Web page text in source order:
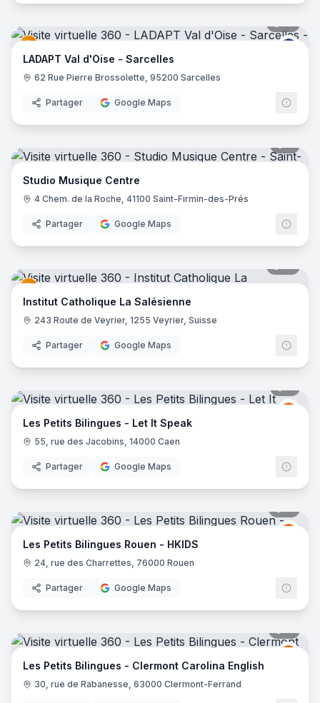
LADAPT Val d'Oise - Sarcelles
62 Rue Pierre Brossolette, 95200 Sarcelles
Partager Google Maps
Studio Musique Centre
4 Chem. de la Roche, 41100 Saint-Firmin-des-Prés
Partager Google Maps
Institut Catholique La Salésienne
243 Route de Veyrier, 1255 Veyrier, Suisse
Partager Google Maps
LES
Les Petits Bilingues - Let It Speak
55, rue des Jacobins, 14000 Caen
Partager Google Maps
LES
Les Petits Bilingues Rouen - HKIDS
24, rue des Charrettes, 76000 Rouen
Partager Google Maps
LES
Les Petits Bilingues - Clermont Carolina English
30, rue de Rabanesse, 63000 Clermont-Ferrand